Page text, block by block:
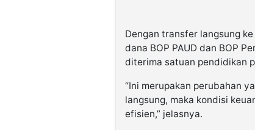
Dengan transfer langsung
dana BOP PAUD dan BOP
diterima satuan pendidikan
“Ini merupakan perubahan
langsung, maka kondisi
efisien,” jelasnya.